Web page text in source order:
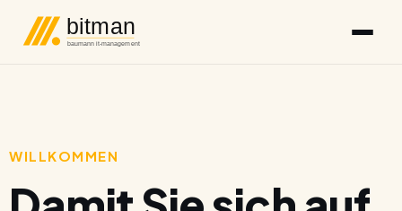
bitman
baumann it-management
WILLKOMMEN